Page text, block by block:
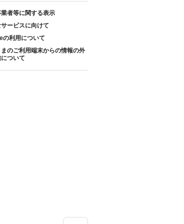
者等に関する表示
ービスに向けて
の利用について
まのご利用端末からの情報の外
ついて